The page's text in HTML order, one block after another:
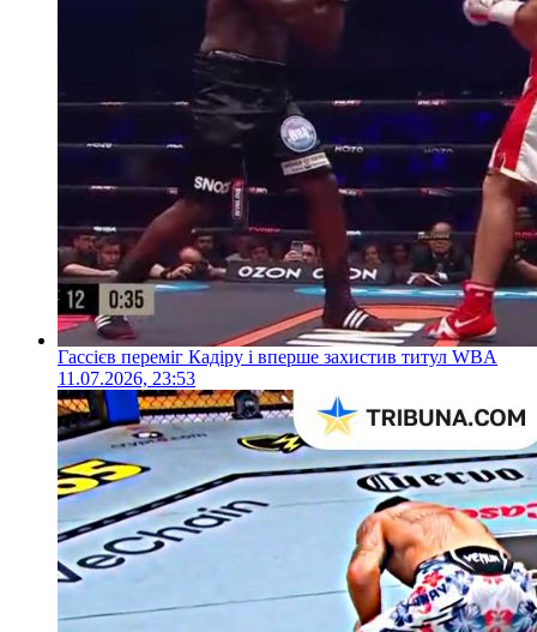
Гассієв переміг Кадіру і вперше захистив титул WBA
11.07.2026, 23:53